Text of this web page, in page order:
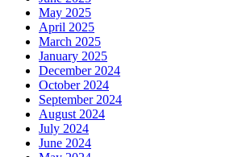
May 2025
April 2025
March 2025
January 2025
December 2024
October 2024
September 2024
August 2024
July 2024
June 2024